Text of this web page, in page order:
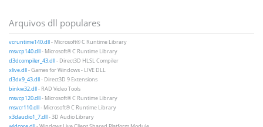
Arquivos dll populares
vcruntime140.dll- Microsoft® C Runtime Library
msvcp140.dll- Microsoft® C Runtime Library
d3dcompiler_43.dll- Direct3D HLSL Compiler
xlive.dll- Games for Windows - LIVE DLL
d3dx9_43.dll- Direct3D 9 Extensions
binkw32.dll- RAD Video Tools
msvcp120.dll- Microsoft® C Runtime Library
msvcr110.dll- Microsoft® C Runtime Library
x3daudio1_7.dll- 3D Audio Library